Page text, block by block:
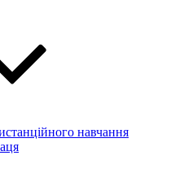
навчання